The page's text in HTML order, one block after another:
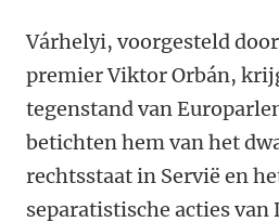
Várhelyi, voorgesteld
premier Viktor Orbán,
tegenstand van
betichten hem van het
rechtsstaat in Servië en
separatistische acties van